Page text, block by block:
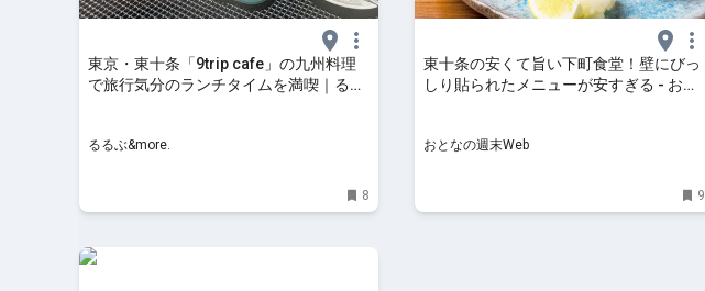
東京・東十条「9trip cafe」の九州料理
で旅行気分のランチタイムを満喫｜るる
るるぶ&more.
8
東十条の安くて旨い下町食堂！壁にびっ
しり貼られたメニューが安すぎる - おと
おとなの週末Web
9